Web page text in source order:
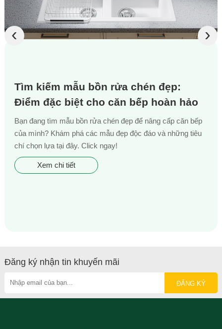
Tìm kiếm mẫu bồn rửa chén đẹp:
Điểm đặc biệt cho căn bếp hoàn hảo
Bạn đang tìm mẫu bồn rửa chén đẹp để nâng cấp căn bếp
của mình? Khám phá các mẫu đẹp độc đáo và những tiêu
chí chọn lựa tại đây. Click ngay!
Xem chi tiết
‹ ›
Đăng ký nhận tin khuyến mãi